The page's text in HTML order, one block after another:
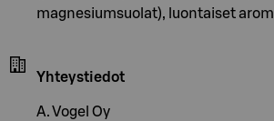
magnesiumsuolat), luontaiset
Yhteystiedot
A. Vogel Oy